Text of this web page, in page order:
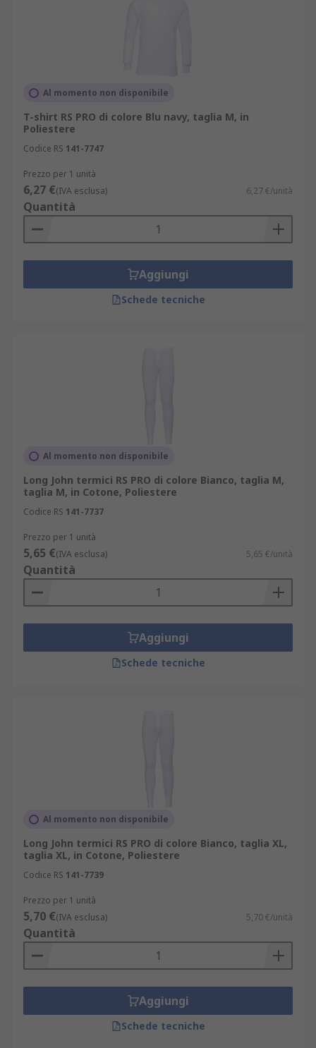
Al momento non disponibile
T-shirt RS PRO di colore Blu navy, taglia M, in
Poliestere
Codice RS 141-7747
Prezzo per 1 unità
6,27 €(IVA esclusa) 6,27 €/unità
Quantità
Aggiungi
Schede tecniche
Al momento non disponibile
Long John termici RS PRO di colore Bianco, taglia M,
taglia M, in Cotone, Poliestere
Codice RS 141-7737
Prezzo per 1 unità
5,65 €(IVA esclusa) 5,65 €/unità
Quantità
Aggiungi
Schede tecniche
Al momento non disponibile
Long John termici RS PRO di colore Bianco, taglia XL,
taglia XL, in Cotone, Poliestere
Codice RS 141-7739
Prezzo per 1 unità
5,70 €(IVA esclusa) 5,70 €/unità
Quantità
Aggiungi
Schede tecniche